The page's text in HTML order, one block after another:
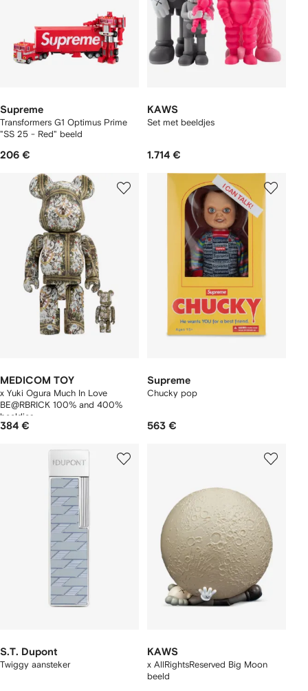
Supreme
Transformers G1 Optimus Prime
"SS 25 - Red" beeld
206 €
KAWS
Set met beeldjes
1.714 €
MEDICOM TOY
x Yuki Ogura Much In Love
BE@RBRICK 100% and 400%
beeldjes
384 €
Supreme
Chucky pop
563 €
S.T. Dupont
Twiggy aansteker
KAWS
x AllRightsReserved Big Moon
beeld